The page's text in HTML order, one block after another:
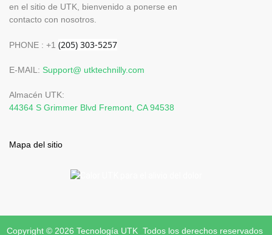
en el sitio de UTK, bienvenido a ponerse en
contacto con nosotros.
PHONE : +1
E-MAIL: Support@ utktechnilly.com
Almacén UTK:
44364 S Grimmer Blvd Fremont, CA 94538
Mapa del sitio
Copyright © 2026 Tecnología UTK Todos los derechos reservados